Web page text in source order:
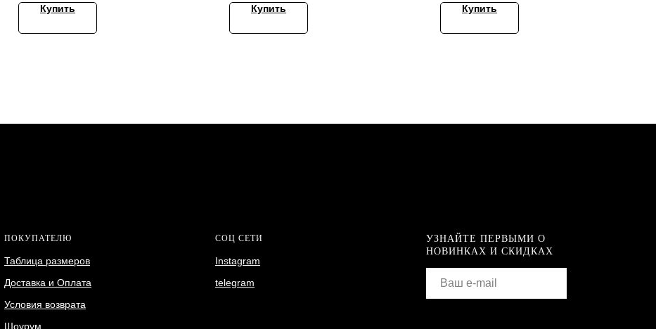
Купить Купить Купить
ПОКУПАТЕЛЮ
Таблица размеров
Доставка и Оплата
Условия возврата
Шоурум
СОЦ СЕТИ
Instagram
telegram
УЗНАЙТЕ ПЕРВЫМИ О
НОВИНКАХ И СКИДКАХ